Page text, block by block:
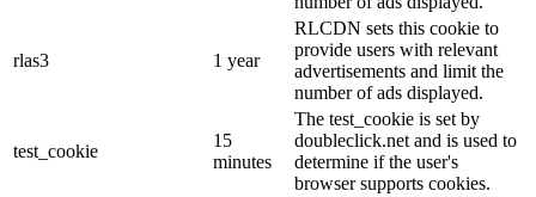
rlas3 1 year
RLCDN sets this cookie to
provide users with relevant
advertisements and limit the
number of ads displayed.
test_cookie
15
minutes
The test_cookie is set by
doubleclick.net and is used to
determine if the user's
browser supports cookies.